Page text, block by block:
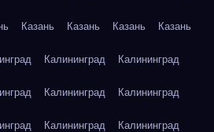
Казань Казань Казань Казань
Калининград Калининград
Калининград Калининград
Калининград Калининград